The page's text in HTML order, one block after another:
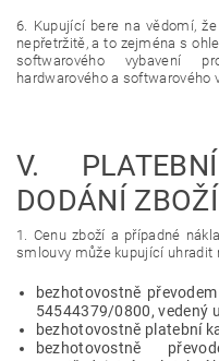
6. Kupující bere na vědomí,
nepřetržitě, a to zejména s
softwarového vybavení
hardwarového a softwarového
V.
DODÁNÍ ZBOŽÍ
1. Cenu zboží a případné
smlouvy může kupující uhradit
bezhotovostně
54544379/0800, vedený
bezhotovostně platební
bezhotovostně